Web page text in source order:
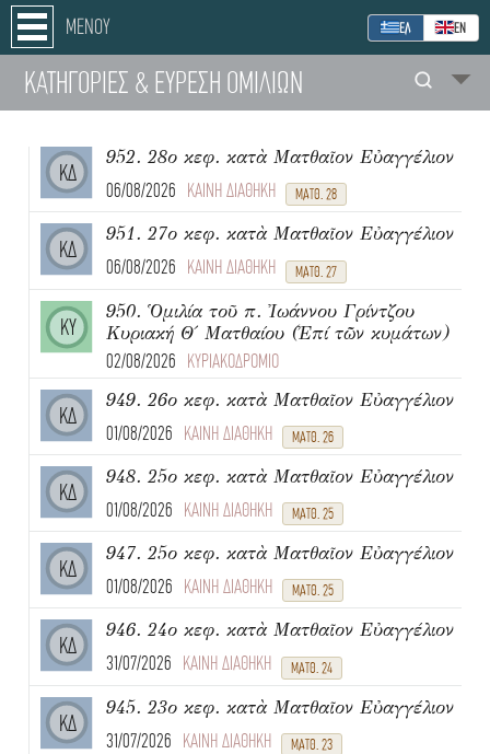
ΜΕΝΟΥ ΕΛ ΕΝ
ΚΑΤΗΓΟΡΙΕΣ & ΕΥΡΕΣΗ ΟΜΙΛΙΩΝ
ΚΔ
952. 28ο κεφ. κατὰ Ματθαῖον Εὐαγγέλιον
06/08/2026 ΚΑΙΝΗ ΔΙΑΘΗΚΗ ΜΑΤΘ. 28
ΚΔ
951. 27ο κεφ. κατὰ Ματθαῖον Εὐαγγέλιον
06/08/2026 ΚΑΙΝΗ ΔΙΑΘΗΚΗ ΜΑΤΘ. 27
ΚΥ
950. Ὁμιλία τοῦ π. Ἰωάννου Γρίντζου
Κυριακή Θ΄ Ματθαίου (Ἐπί τῶν κυμάτων)
02/08/2026 ΚΥΡΙΑΚΟΔΡΟΜΙΟ
ΚΔ
949. 26ο κεφ. κατὰ Ματθαῖον Εὐαγγέλιον
01/08/2026 ΚΑΙΝΗ ΔΙΑΘΗΚΗ ΜΑΤΘ. 26
ΚΔ
948. 25ο κεφ. κατὰ Ματθαῖον Εὐαγγέλιον
01/08/2026 ΚΑΙΝΗ ΔΙΑΘΗΚΗ ΜΑΤΘ. 25
ΚΔ
947. 25ο κεφ. κατὰ Ματθαῖον Εὐαγγέλιον
01/08/2026 ΚΑΙΝΗ ΔΙΑΘΗΚΗ ΜΑΤΘ. 25
ΚΔ
946. 24ο κεφ. κατὰ Ματθαῖον Εὐαγγέλιον
31/07/2026 ΚΑΙΝΗ ΔΙΑΘΗΚΗ ΜΑΤΘ. 24
ΚΔ
945. 23ο κεφ. κατὰ Ματθαῖον Εὐαγγέλιον
31/07/2026 ΚΑΙΝΗ ΔΙΑΘΗΚΗ ΜΑΤΘ. 23